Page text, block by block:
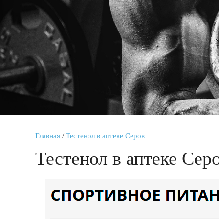
Главная / Тестенол в аптеке Серов
Тестенол в аптеке